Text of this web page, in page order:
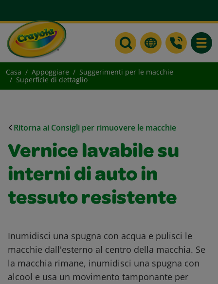
Casa Appoggiare
Suggerimenti per le macchie
Superficie di dettaglio
Ritorna ai Consigli per rimuovere le macchie
Vernice lavabile su
interni di auto in
tessuto resistente
Inumidisci una spugna con acqua e pulisci le
macchie dall'esterno al centro della macchia. Se
la macchia rimane, inumidisci una spugna con
alcool e usa un movimento tamponante per